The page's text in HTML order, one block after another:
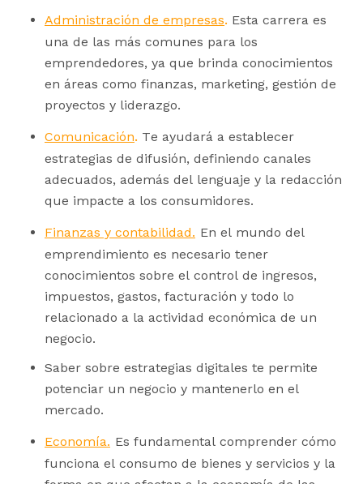
Administración de empresas. Esta carrera es
una de las más comunes para los
emprendedores, ya que brinda conocimientos
en áreas como finanzas, marketing, gestión de
proyectos y liderazgo.
Comunicación. Te ayudará a establecer
estrategias de difusión, definiendo canales
adecuados, además del lenguaje y la redacción
que impacte a los consumidores.
Finanzas y contabilidad. En el mundo del
emprendimiento es necesario tener
conocimientos sobre el control de ingresos,
impuestos, gastos, facturación y todo lo
relacionado a la actividad económica de un
negocio.
Saber sobre estrategias digitales te permite
potenciar un negocio y mantenerlo en el
mercado.
Economía. Es fundamental comprender cómo
funciona el consumo de bienes y servicios y la